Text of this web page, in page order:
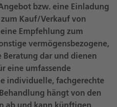
bzw. eine Einladung
Kauf/Verkauf von
Empfehlung zum
vermögensbezogene,
Beratung dar und dienen
eine umfassende
individuelle, fachgerechte
hängt von den
ab und kann künftigen